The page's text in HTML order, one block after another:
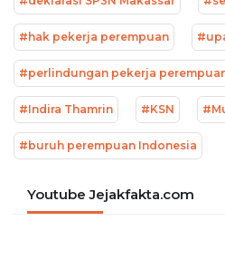
#hak pekerja perempuan
#perlindungan pekerja
#Indira Thamrin #KSN
#buruh perempuan Indonesia
Youtube Jejakfakta.com